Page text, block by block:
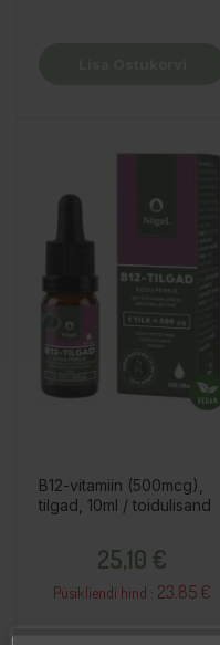
B12-vitamiin (500mcg),
tilgad, 10ml / toidulisand
25,10 €
Püsikliendi hind : 23.85 €